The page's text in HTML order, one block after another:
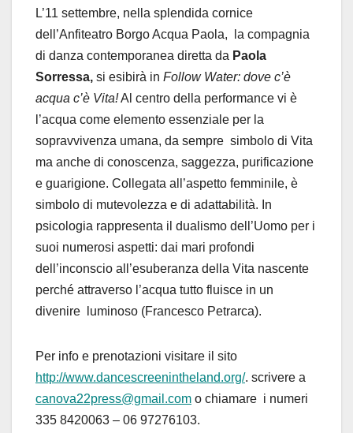
L’11 settembre, nella splendida cornice
dell’Anfiteatro Borgo Acqua Paola, la compagnia
di danza contemporanea diretta da Paola
Sorressa, si esibirà in Follow Water: dove c’è
acqua c’è Vita!Al centro della performance vi è
l’acqua come elemento essenziale per la
sopravvivenza umana, da sempre simbolo di Vita
ma anche di conoscenza, saggezza, purificazione
e guarigione. Collegata all’aspetto femminile, è
simbolo di mutevolezza e di adattabilità. In
psicologia rappresenta il dualismo dell’Uomo per i
suoi numerosi aspetti: dai mari profondi
dell’inconscio all’esuberanza della Vita nascente
perché attraverso l’acqua tutto fluisce in un
divenire luminoso (Francesco Petrarca).
Per info e prenotazioni visitare il sito
http://www.dancescreenintheland.org/. scrivere a
canova22press@gmail.com o chiamare i numeri
335 8420063 – 06 97276103.